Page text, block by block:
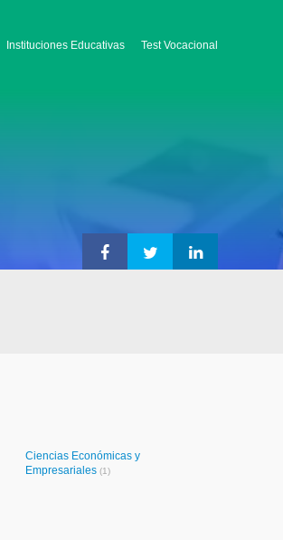
Instituciones Educativas Test Vocacional
Ciencias Económicas y
Empresariales (1)